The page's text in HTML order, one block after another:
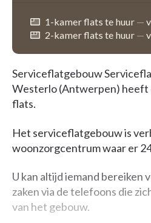
1-kamer flats te huur —
2-kamer flats te huur —
Serviceflatgebouw
Westerlo (Antwerpen) heeft
flats.
Het serviceflatgebouw is
woonzorgcentrum waar er
U kan altijd iemand bereiken
zaken via de telefoons die
van het gebouw.